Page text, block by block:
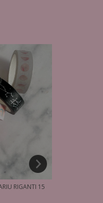
RIGANTI 15